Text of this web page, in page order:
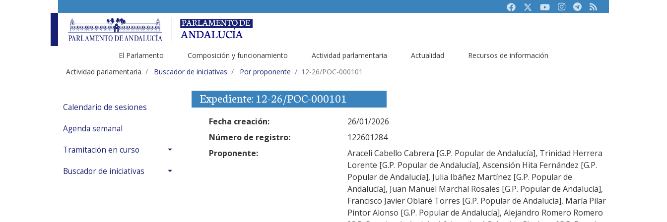
FacebookTwitterYoutubeInstagram
Telegram
RSS
El Parlamento Composición y funcionamiento Actividad parlamentaria Actualidad
Recursos de información
Actividad parlamentaria
Buscador de iniciativas Por proponente 12-26/POC-000101
Calendario de sesiones
Agenda semanal
Tramitación en curso
Buscador de iniciativas
Expediente: 12-26/POC-000101
Fecha creación:
26/01/2026
Número de registro:
122601284
Proponente:
Araceli Cabello Cabrera [G.P. Popular de Andalucía], Trinidad Herrera
Lorente [G.P. Popular de Andalucía], Ascensión Hita Fernández [G.P.
Popular de Andalucía], Julia Ibáñez Martínez [G.P. Popular de
Andalucía], Juan Manuel Marchal Rosales [G.P. Popular de Andalucía],
Francisco Javier Oblaré Torres [G.P. Popular de Andalucía], María Pilar
Pintor Alonso [G.P. Popular de Andalucía], Alejandro Romero Romero